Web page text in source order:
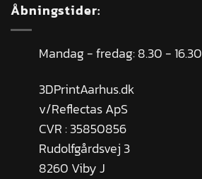
Åbningstider:
Mandag - fredag: 8.30 - 16.30
3DPrintAarhus.dk
v/Reflectas ApS
CVR : 35850856
Rudolfgårdsvej 3
8260 Viby J